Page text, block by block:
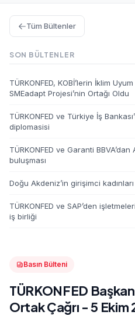
Basın Bülteni
TÜRKONFED
Ortak Çağrı - 5 Ekim
Tüm Bültenler
SON BÜLTENLER
TÜRKONFED, KOBİ’lerin İklim
SMEadapt Projesi’nin Ortağı Oldu
TÜRKONFED ve Türkiye İş
diplomasisi
TÜRKONFED ve Garanti
buluşması
Doğu Akdeniz’in girişimci
TÜRKONFED ve SAP’den
iş birliği